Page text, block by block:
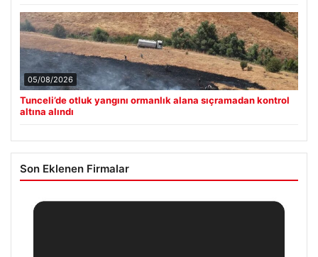
05/08/2026
Tunceli’de otluk yangını ormanlık alana sıçramadan kontrol
altına alındı
Son Eklenen Firmalar